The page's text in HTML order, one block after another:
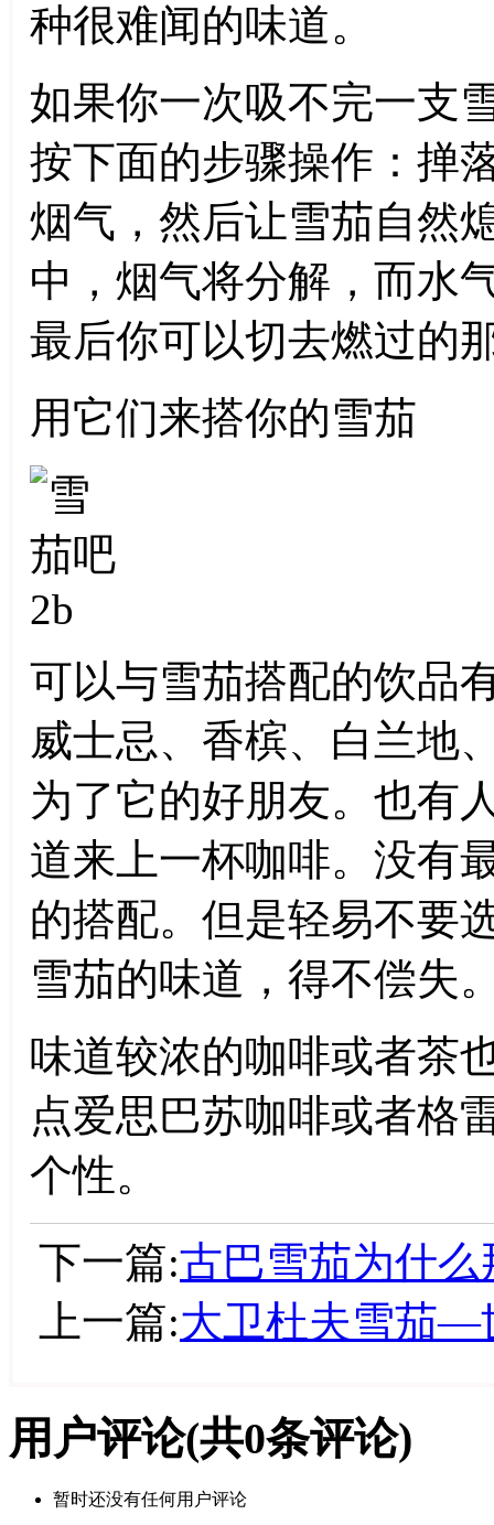
种很难闻的味道。
如果你一次吸不完一支
按下面的步骤操作：掸
烟气，然后让雪茄自然
中，烟气将分解，而水
最后你可以切去燃过的
用它们来搭你的雪茄
可以与雪茄搭配的饮品
威士忌、香槟、白兰地
为了它的好朋友。也有
道来上一杯咖啡。没有
的搭配。但是轻易不要
雪茄的味道，得不偿失
味道较浓的咖啡或者茶
点爱思巴苏咖啡或者格
个性。
下一篇:古巴雪茄为什么
上一篇:大卫杜夫雪茄—
用户评论(共0条评论)
暂时还没有任何用户评论